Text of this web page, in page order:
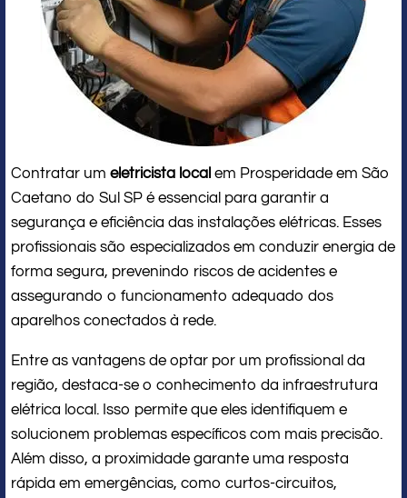
Contratar um eletricista local em Prosperidade em São
Caetano do Sul SP é essencial para garantir a
segurança e eficiência das instalações elétricas. Esses
profissionais são especializados em conduzir energia de
forma segura, prevenindo riscos de acidentes e
assegurando o funcionamento adequado dos
aparelhos conectados à rede.
Entre as vantagens de optar por um profissional da
região, destaca-se o conhecimento da infraestrutura
elétrica local. Isso permite que eles identifiquem e
solucionem problemas específicos com mais precisão.
Além disso, a proximidade garante uma resposta
rápida em emergências, como curtos-circuitos,